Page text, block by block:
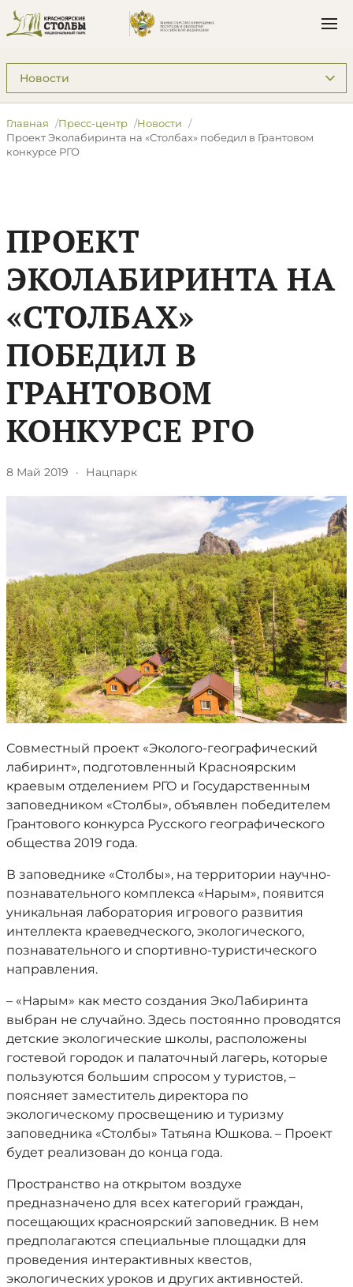
Подразделы: Пресс-центр
Главная Пресс-центр
Новости
​Проект Эколабиринта на «Столбах» победил в Грантовом
конкурсе РГО
​ПРОЕКТ
ЭКОЛАБИРИНТА НА
«СТОЛБАХ»
ПОБЕДИЛ В
ГРАНТОВОМ
КОНКУРСЕ РГО
8 Май 2019 · Нацпарк
Совместный проект «Эколого-географический
лабиринт», подготовленный Красноярским
краевым отделением РГО и Государственным
заповедником «Столбы», объявлен победителем
Грантового конкурса Русского географического
общества 2019 года.
В заповеднике «Столбы», на территории научно-
познавательного комплекса «Нарым», появится
уникальная лаборатория игрового развития
интеллекта краеведческого, экологического,
познавательного и спортивно-туристического
направления.
– «Нарым» как место создания ЭкоЛабиринта
выбран не случайно. Здесь постоянно проводятся
детские экологические школы, расположены
гостевой городок и палаточный лагерь, которые
пользуются большим спросом у туристов, –
поясняет заместитель директора по
экологическому просвещению и туризму
заповедника «Столбы» Татьяна Юшкова. – Проект
будет реализован до конца года.
Пространство на открытом воздухе
предназначено для всех категорий граждан,
посещающих красноярский заповедник. В нем
предполагаются специальные площадки для
проведения интерактивных квестов,
экологических уроков и других активностей.